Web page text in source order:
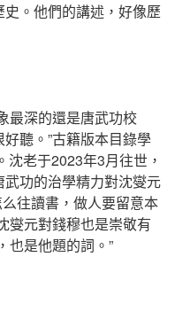
。他們的講述，好像歷
最深的還是唐武功校
聽。”古籍版本目錄學
老于2023年3月往世，
功的治學精力對沈燮元
往讀書，做人要留意本
燮元對錢穆也是崇敬有
也是他題的詞。”